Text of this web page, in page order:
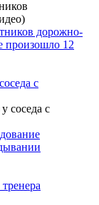
дорожно-
произошло 12
с